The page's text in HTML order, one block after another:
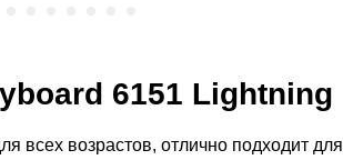
6151 Lightning
всех возрастов, отлично подходит для